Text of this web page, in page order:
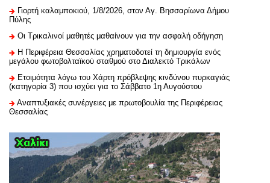
Γιορτή καλαμποκιού, 1/8/2026, στον Αγ. Βησσαρίωνα Δήμου
Πύλης
Οι Τρικαλινοί μαθητές μαθαίνουν για την ασφαλή οδήγηση
H Περιφέρεια Θεσσαλίας χρηματοδοτεί τη δημιουργία ενός
μεγάλου φωτοβολταϊκού σταθμού στο Διαλεκτό Τρικάλων
Ετοιμότητα λόγω του Χάρτη πρόβλεψης κινδύνου πυρκαγιάς
(κατηγορία 3) που ισχύει για το Σάββατο 1η Αυγούστου
Αναπτυξιακές συνέργειες με πρωτοβουλία της Περιφέρειας
Θεσσαλίας